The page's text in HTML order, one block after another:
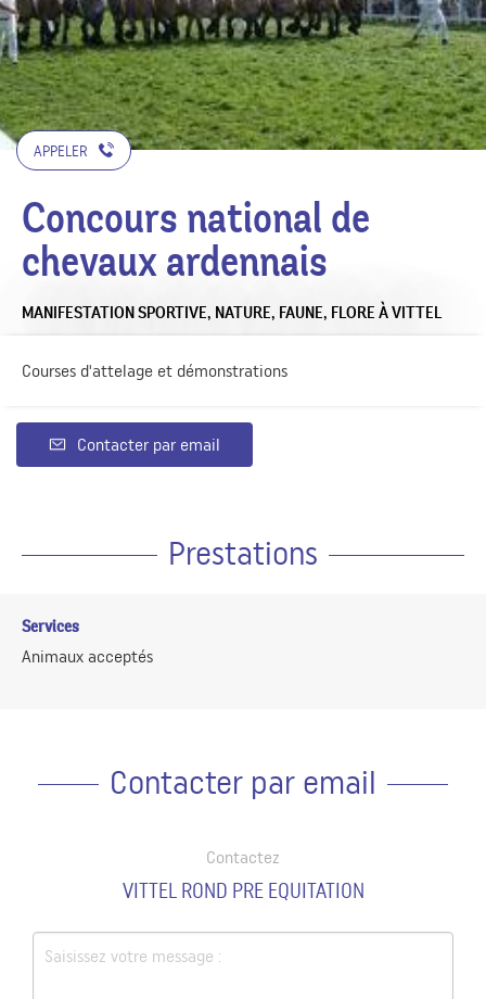
APPELER
Concours national de
chevaux ardennais
MANIFESTATION SPORTIVE, NATURE, FAUNE, FLORE À VITTEL
Courses d'attelage et démonstrations
Contacter par email
Prestations
Services
Animaux acceptés
Contacter par email
Contactez
VITTEL ROND PRE EQUITATION